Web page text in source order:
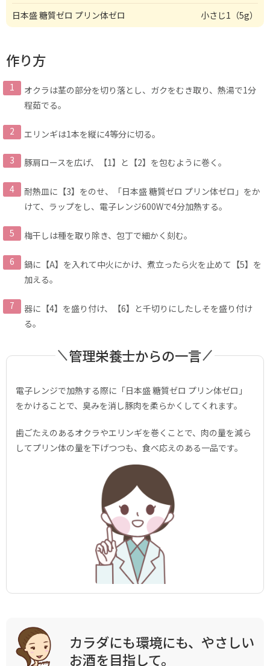
日本盛 糖質ゼロ プリン体ゼロ 小さじ1（5g）
作り方
オクラは茎の部分を切り落とし、ガクをむき取り、熱湯で1分
程茹でる。
エリンギは1本を縦に4等分に切る。
豚肩ロースを広げ、【1】と【2】を包むように巻く。
耐熱皿に【3】をのせ、「日本盛 糖質ゼロ プリン体ゼロ」をか
けて、ラップをし、電子レンジ600Wで4分加熱する。
梅干しは種を取り除き、包丁で細かく刻む。
鍋に【A】を入れて中火にかけ、煮立ったら火を止めて【5】を
加える。
器に【4】を盛り付け、【6】と千切りにしたしそを盛り付け
る。
管理栄養士からの一言
電子レンジで加熱する際に「日本盛 糖質ゼロ プリン体ゼロ」
をかけることで、臭みを消し豚肉を柔らかくしてくれます。
歯ごたえのあるオクラやエリンギを巻くことで、肉の量を減ら
してプリン体の量を下げつつも、食べ応えのある一品です。
カラダにも環境にも、やさしい
お酒を目指して。